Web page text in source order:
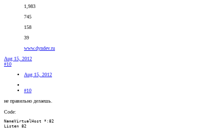
1,983
745
158
39
www.dyndev.ru
Aug 15, 2012
#10
Aug 15, 2012
#10
не правильно делаешь.
Code:
NameVirtualHost *:82
Listen 82